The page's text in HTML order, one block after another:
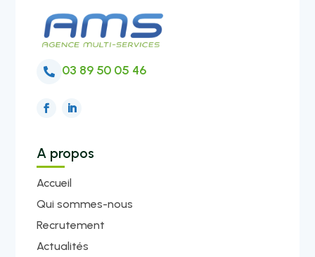
 03 89 50 05 46
A propos
Accueil
Qui sommes-nous
Recrutement
Actualités